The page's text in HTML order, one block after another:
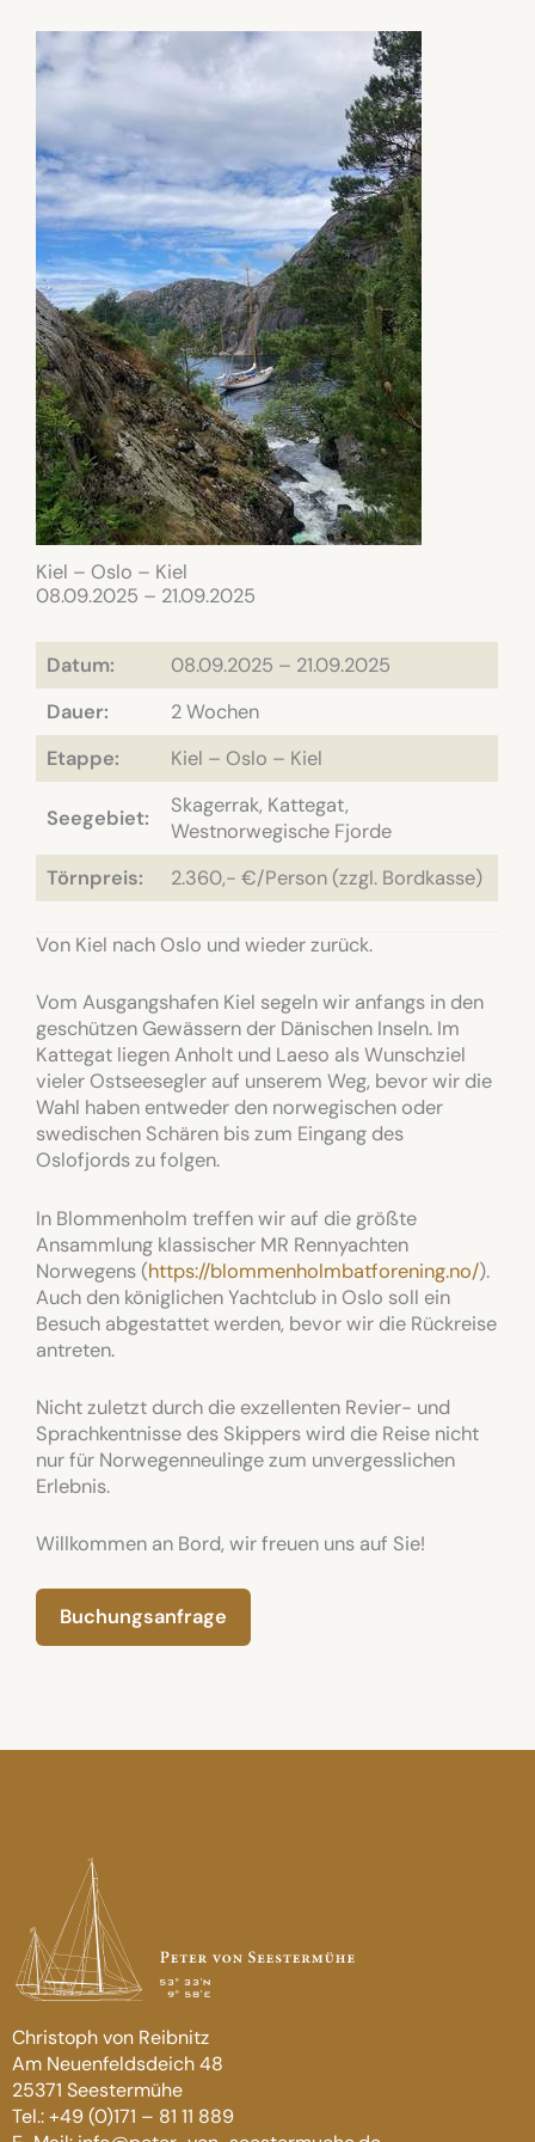
Kiel – Oslo – Kiel
08.09.2025 – 21.09.2025
Datum:
08.09.2025 – 21.09.2025
Dauer:
2 Wochen
Etappe:
Kiel – Oslo – Kiel
Seegebiet:
Skagerrak, Kattegat,
Westnorwegische Fjorde
Törnpreis:
2.360,- €/Person (zzgl. Bordkasse)
Von Kiel nach Oslo und wieder zurück.
Vom Ausgangshafen Kiel segeln wir anfangs in den
geschützen Gewässern der Dänischen Inseln. Im
Kattegat liegen Anholt und Laeso als Wunschziel
vieler Ostseesegler auf unserem Weg, bevor wir die
Wahl haben entweder den norwegischen oder
swedischen Schären bis zum Eingang des
Oslofjords zu folgen.
In Blommenholm treffen wir auf die größte
Ansammlung klassischer MR Rennyachten
Norwegens (https://blommenholmbatforening.no/).
Auch den königlichen Yachtclub in Oslo soll ein
Besuch abgestattet werden, bevor wir die Rückreise
antreten.
Nicht zuletzt durch die exzellenten Revier- und
Sprachkentnisse des Skippers wird die Reise nicht
nur für Norwegenneulinge zum unvergesslichen
Erlebnis.
Willkommen an Bord, wir freuen uns auf Sie!
Buchungsanfrage
Christoph von Reibnitz
Am Neuenfeldsdeich 48
25371 Seestermühe
Tel.: +49 (0)171 – 81 11 889